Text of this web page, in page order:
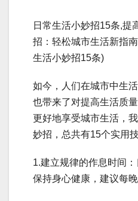
日常生活小妙招15条,提
招：轻松城市生活新指
生活小妙招15条)
如今，人们在城市中生
也带来了对提高生活质
更好地享受城市生活，
妙招，总共有15个实用
1.建立规律的作息时间
保持身心健康，建议每